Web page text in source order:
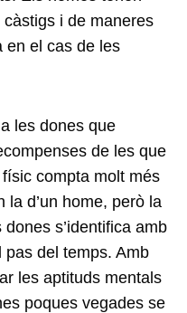
i de maneres
en el cas de les
les dones que
de les que
compta molt més
la d’un home, però la
s’identifica amb
pas del temps. Amb
les aptituds mentals
poques vegades se